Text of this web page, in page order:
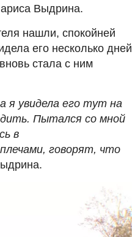
Выдрина.
нашли, спокойней
его несколько дней
стала с ним
я увидела его тут на
Пытался со мной
в
говорят, что